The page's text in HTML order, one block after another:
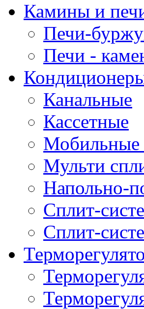
Камины и
Печи-
Печи -
Канальные
Кассетные
Мобильные
Мульти
Напольно-
Сплит-
Сплит-